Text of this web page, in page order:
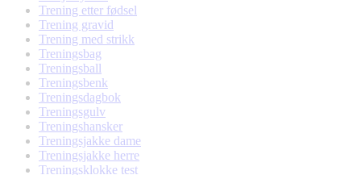
Trening etter fødsel
Trening gravid
Trening med strikk
Treningsbag
Treningsball
Treningsbenk
Treningsdagbok
Treningsgulv
Treningshansker
Treningsjakke dame
Treningsjakke herre
Treningsklokke test